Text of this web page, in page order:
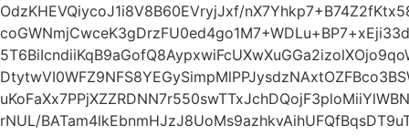
OdzKHEVQiycoJ1i8V8B60EVryjJxf/
rNUL/